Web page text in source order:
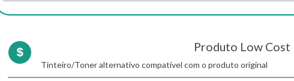
Produto Low Cost
Tinteiro/Toner alternativo compatível com o produto original